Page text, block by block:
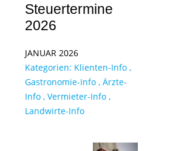
Steuertermine
2026
JANUAR 2026
Kategorien: Klienten-Info ,
Gastronomie-Info , Ärzte-
Info , Vermieter-Info ,
Landwirte-Info